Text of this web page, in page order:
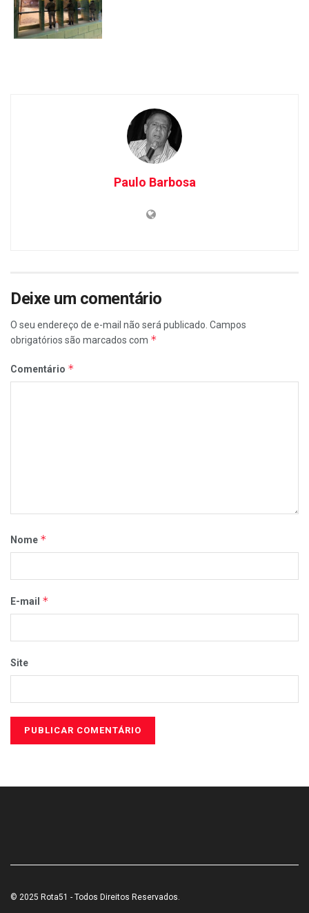
Paulo Barbosa
Deixe um comentário
O seu endereço de e-mail não será publicado. Campos
obrigatórios são marcados com *
Comentário *
Nome *
E-mail *
Site
© 2025 Rota51 - Todos Direitos Reservados.